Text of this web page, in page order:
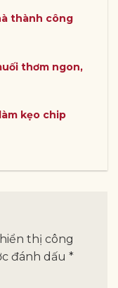
thành công
thơm ngon,
kẹo chip
thị công
đánh dấu *